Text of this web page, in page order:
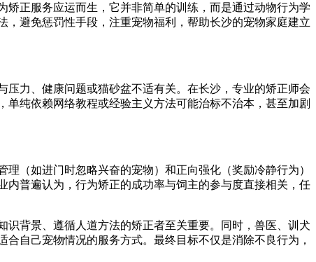
正服务应运而生，它并非简单的训练，而是通过动物行为学
避免惩罚性手段，注重宠物福利，帮助长沙的宠物家庭建立
力、健康问题或猫砂盆不适有关。在长沙，专业的矫正师会
纯依赖网络教程或经验主义方法可能治标不治本，甚至加剧
（如进门时忽略兴奋的宠物）和正向强化（奖励冷静行为）
普遍认为，行为矫正的成功率与饲主的参与度直接相关，任
背景、遵循人道方法的矫正者至关重要。同时，兽医、训犬
自己宠物情况的服务方式。最终目标不仅是消除不良行为，